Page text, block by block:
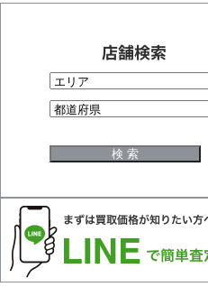
店舗検索